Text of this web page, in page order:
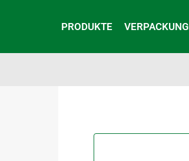
PRODUKTE VERPACKUNG